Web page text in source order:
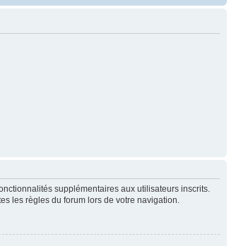
supplémentaires aux utilisateurs inscrits.
les règles du forum lors de votre navigation.